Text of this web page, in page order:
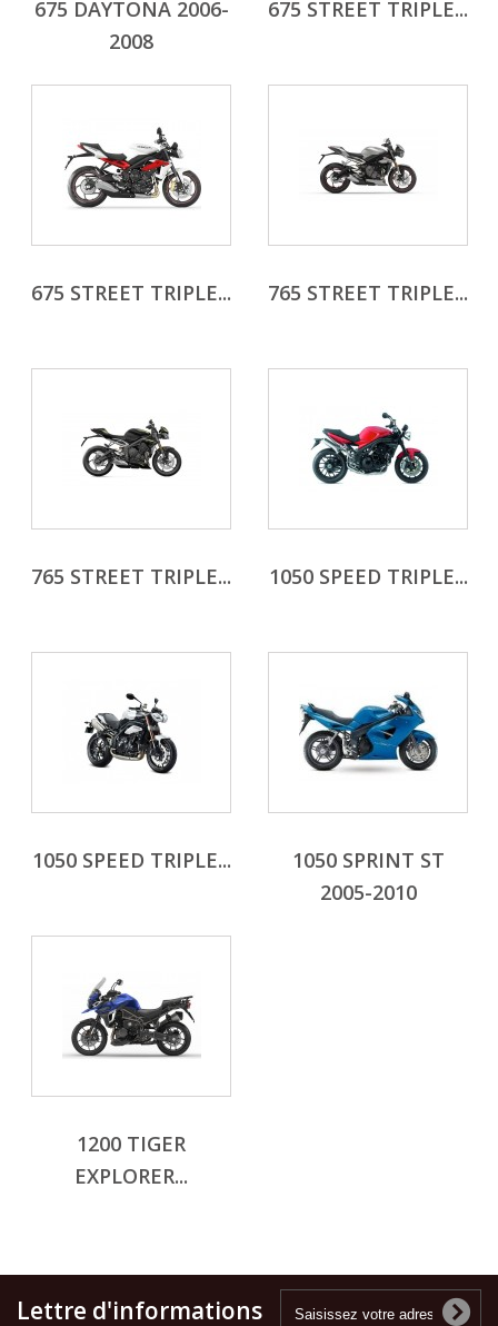
675 DAYTONA 2006-
2008
675 STREET TRIPLE...
675 STREET TRIPLE... 765 STREET TRIPLE...
765 STREET TRIPLE... 1050 SPEED TRIPLE...
1050 SPEED TRIPLE...
1050 SPRINT ST
2005-2010
1200 TIGER
EXPLORER...
Lettre d'informations